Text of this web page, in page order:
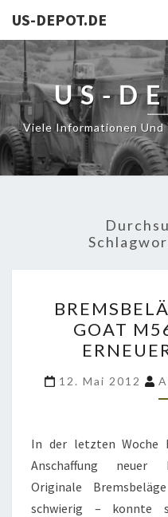
US-DEPOT.DE
US-
Viele Informationen Und
GOAT
12. Mai 2012
In der letzten Woche
Anschaffung neuer
Originale
schwierig – konnte